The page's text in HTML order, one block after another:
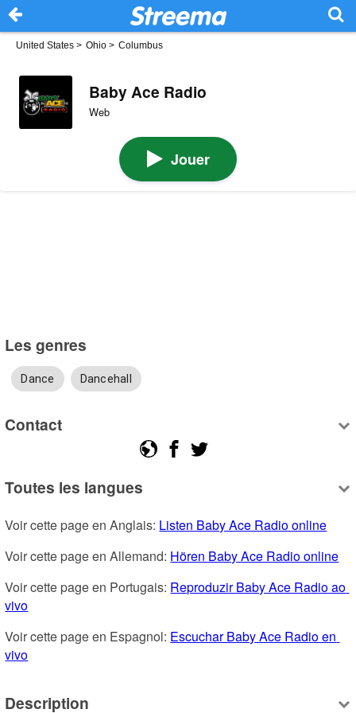
United States > Ohio > Columbus
Baby Ace Radio
Web
Jouer
Les genres
Dance Dancehall
Contact
Toutes les langues
Voir cette page en Anglais: Listen Baby Ace Radio online
Voir cette page en Allemand: Hören Baby Ace Radio online
Voir cette page en Portugais: Reproduzir Baby Ace Radio ao
vivo
Voir cette page en Espagnol: Escuchar Baby Ace Radio en
vivo
Description